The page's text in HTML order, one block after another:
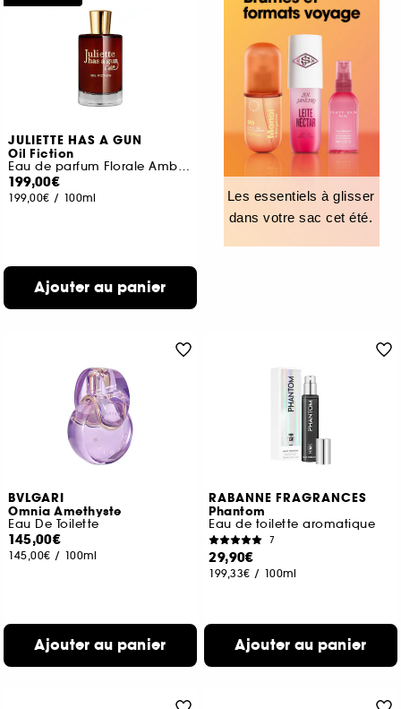
JULIETTE HAS A GUN
Oil Fiction
Eau de parfum Florale Ambrée
199,00€
199,00€ / 100ml
Ajouter au panier
Les essentiels à glisser
dans votre sac cet été.
BVLGARI
Omnia Amethyste
Eau De Toilette
145,00€
145,00€ / 100ml
Ajouter au panier
RABANNE FRAGRANCES
Phantom
Eau de toilette aromatique
7
29,90€
199,33€ / 100ml
Ajouter au panier